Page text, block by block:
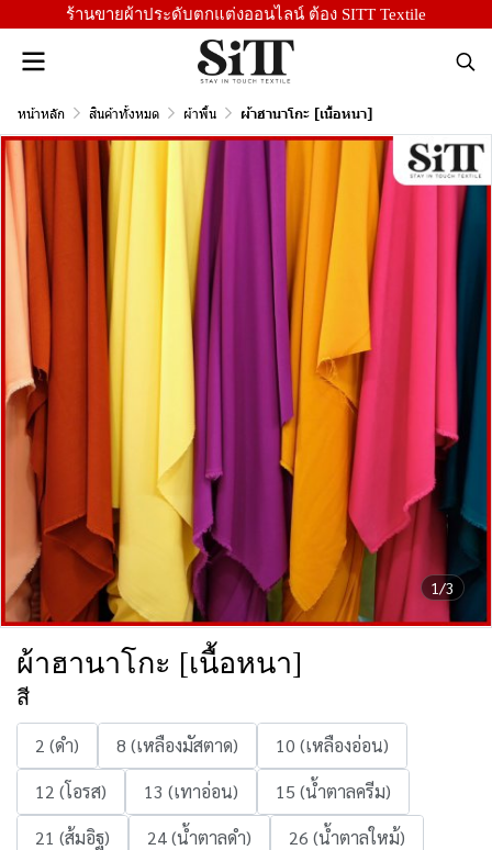
ร้านขายผ้าประดับตกแต่งออนไลน์ ต้อง SITT Textile
หน้าหลัก สินค้าทั้งหมด ผ้าพื้น ผ้าฮานาโกะ [เนื้อหนา]
1/3
ผ้าฮานาโกะ [เนื้อหนา]
สี
2 (ดำ) 8 (เหลืองมัสตาด)
10 (เหลืองอ่อน)
12 (โอรส)
13 (เทาอ่อน)
15 (น้ำตาลครีม)
21 (ส้มอิฐ)
24 (น้ำตาลดำ)
26 (น้ำตาลใหม้)